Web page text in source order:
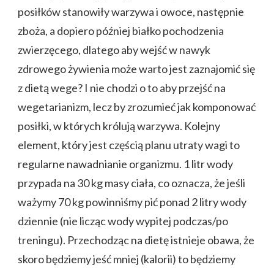
posiłków stanowiły warzywa i owoce, następnie
zboża, a dopiero później białko pochodzenia
zwierzęcego, dlatego aby wejść w nawyk
zdrowego żywienia może warto jest zaznajomić się
z dietą wege? I nie chodzi o to aby przejść na
wegetarianizm, lecz by zrozumieć jak komponować
posiłki, w których królują warzywa. Kolejny
element, który jest częścią planu utraty wagi to
regularne nawadnianie organizmu. 1 litr wody
przypada na 30 kg masy ciała, co oznacza, że jeśli
ważymy 70 kg powinniśmy pić ponad 2 litry wody
dziennie (nie licząc wody wypitej podczas/po
treningu). Przechodząc na dietę istnieje obawa, że
skoro będziemy jeść mniej (kalorii) to będziemy